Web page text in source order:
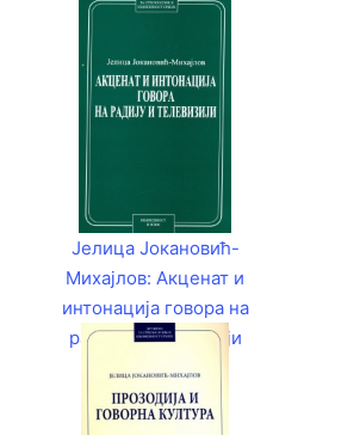
Јелица Јокановић-
Михајлов: Акценат и
интонација говора на
радију и телевизији